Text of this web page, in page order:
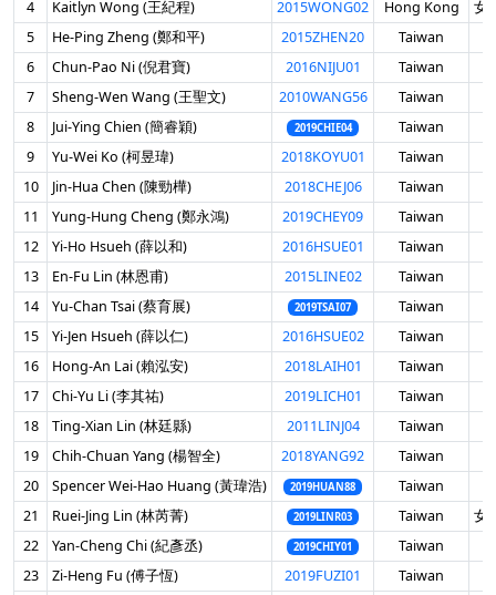
4
Kaitlyn Wong (王紀程) 2015WONG02 Hong Kong
女
5
He-Ping Zheng (鄭和平) 2015ZHEN20 Taiwan
6
Chun-Pao Ni (倪君寶) 2016NIJU01 Taiwan
7
Sheng-Wen Wang (王聖文) 2010WANG56 Taiwan
8
Jui-Ying Chien (簡睿穎) 2019CHIE04 Taiwan
9
Yu-Wei Ko (柯昱瑋) 2018KOYU01 Taiwan
10
Jin-Hua Chen (陳勁樺) 2018CHEJ06 Taiwan
11
Yung-Hung Cheng (鄭永鴻) 2019CHEY09 Taiwan
12
Yi-Ho Hsueh (薛以和) 2016HSUE01 Taiwan
13
En-Fu Lin (林恩甫) 2015LINE02 Taiwan
14
Yu-Chan Tsai (蔡育展) 2019TSAI07 Taiwan
15
Yi-Jen Hsueh (薛以仁) 2016HSUE02 Taiwan
16
Hong-An Lai (賴泓安) 2018LAIH01 Taiwan
17
Chi-Yu Li (李其祐) 2019LICH01 Taiwan
18
Ting-Xian Lin (林廷縣) 2011LINJ04 Taiwan
19
Chih-Chuan Yang (楊智全) 2018YANG92 Taiwan
20
Spencer Wei-Hao Huang (黃瑋浩) 2019HUAN88 Taiwan
21
Ruei-Jing Lin (林芮菁) 2019LINR03 Taiwan
女
22
Yan-Cheng Chi (紀彥丞) 2019CHIY01 Taiwan
23
Zi-Heng Fu (傅子恆) 2019FUZI01 Taiwan